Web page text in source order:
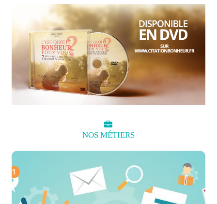
NOS MÉTIERS